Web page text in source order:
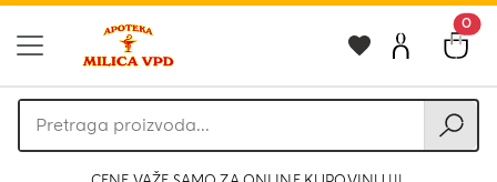
0
Pretraga
proizvoda